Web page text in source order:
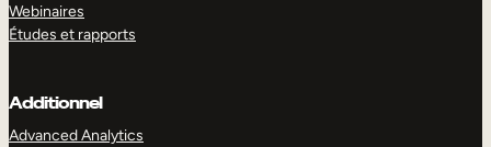
Webinaires
Études et rapports
Additionnel
Advanced Analytics